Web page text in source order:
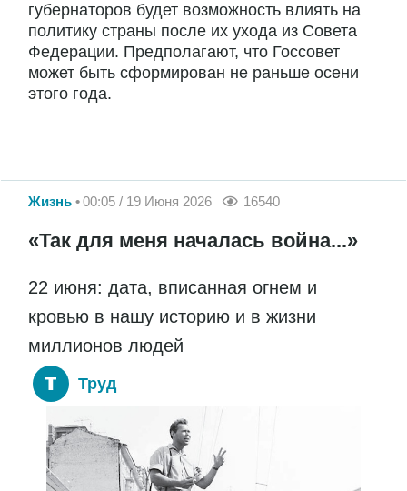
губернаторов будет возможность влиять на
политику страны после их ухода из Совета
Федерации. Предполагают, что Госсовет
может быть сформирован не раньше осени
этого года.
Жизнь 00:05 / 19 Июня 2026 16540
«Так для меня началась война...»
22 июня: дата, вписанная огнем и
кровью в нашу историю и в жизни
миллионов людей
Труд